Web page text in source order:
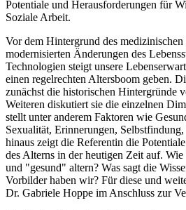
Potentiale und Herausforderungen für
Soziale Arbeit.
Vor dem Hintergrund des medizinischen
modernisierten Änderungen des
Technologien steigt unsere
einen regelrechten Altersboom geben.
zunächst die historischen Hintergründe
Weiteren diskutiert sie die einzelnen
stellt unter anderem Faktoren wie
Sexualität, Erinnerungen,
hinaus zeigt die Referentin die
des Alterns in der heutigen Zeit auf.
und "gesund" altern? Was sagt die
Vorbilder haben wir? Für diese und
Dr. Gabriele Hoppe im Anschluss zur